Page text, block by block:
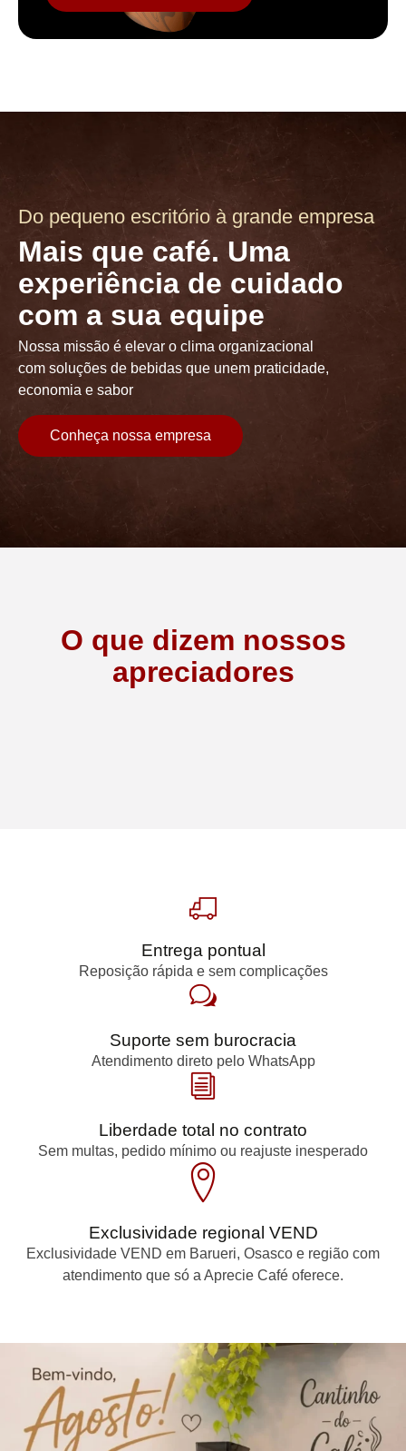
Do pequeno escritório à grande empresa
Mais que café. Uma
experiência de cuidado
com a sua equipe
Nossa missão é elevar o clima organizacional
com soluções de bebidas que unem praticidade,
economia e sabor
Conheça nossa empresa
O que dizem nossos
apreciadores
Entrega pontual
Reposição rápida e sem complicações
Suporte sem burocracia
Atendimento direto pelo WhatsApp
Liberdade total no contrato
Sem multas, pedido mínimo ou reajuste inesperado
Exclusividade regional VEND
Exclusividade VEND em Barueri, Osasco e região com
atendimento que só a Aprecie Café oferece.
preencha os dados para iniciar:
INICIAR CONVERSA